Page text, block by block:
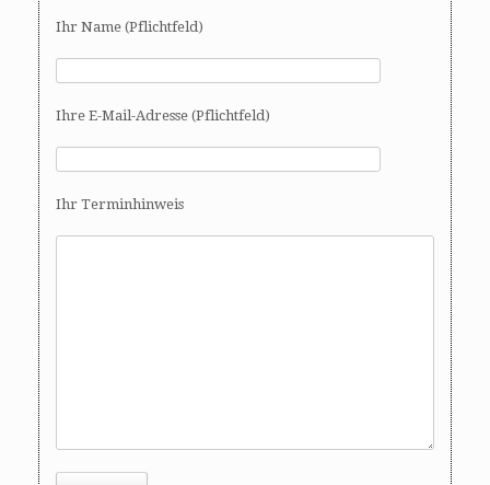
Ihr Name (Pflichtfeld)
Ihre E-Mail-Adresse (Pflichtfeld)
Ihr Terminhinweis